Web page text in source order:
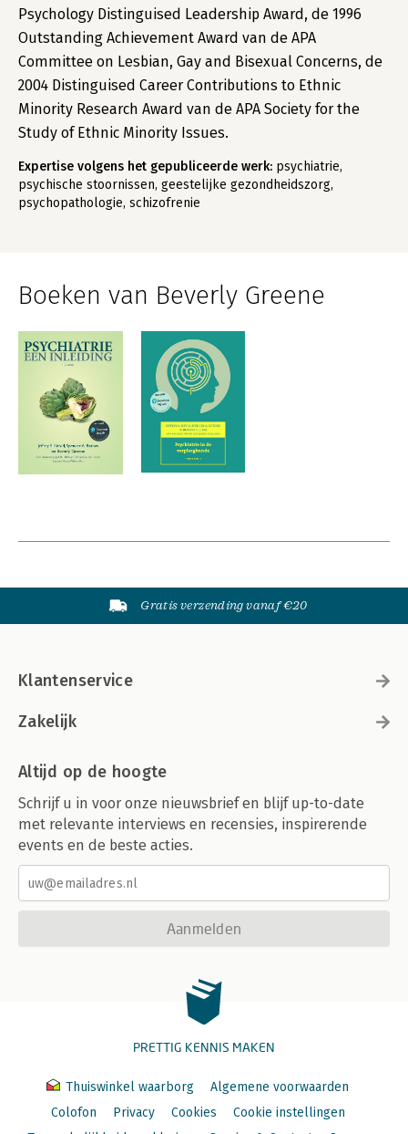
Psychology Distinguised Leadership Award, de 1996
Outstanding Achievement Award van de APA
Committee on Lesbian, Gay and Bisexual Concerns, de
2004 Distinguised Career Contributions to Ethnic
Minority Research Award van de APA Society for the
Study of Ethnic Minority Issues.
Expertise volgens het gepubliceerde werk: psychiatrie,
psychische stoornissen, geestelijke gezondheidszorg,
psychopathologie, schizofrenie
Boeken van Beverly Greene
Gratis verzending vanaf €20
Klantenservice
Zakelijk
Altijd op de hoogte
Schrijf u in voor onze nieuwsbrief en blijf up-to-date
met relevante interviews en recensies, inspirerende
events en de beste acties.
Aanmelden
PRETTIG KENNIS MAKEN
Thuiswinkel waarborg
Algemene voorwaarden
Colofon
Privacy Cookies
Cookie instellingen